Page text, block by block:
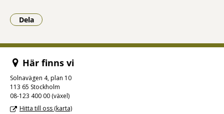
Dela
- Klicka för att öppna delningsalternativ.
Här finns vi
Solnavägen 4, plan 10
113 65 Stockholm
08-123 400 00 (växel)
Hitta till oss (karta)